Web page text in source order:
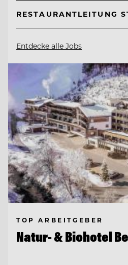
RESTAURANTLEITUNG
Entdecke alle Jobs
TOP ARBEITGEBER
Natur- & Biohotel